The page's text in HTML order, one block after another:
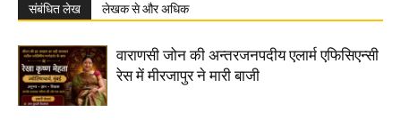
संबंधित लेख लेखक से और अधिक
वाराणसी जोन की अन्तरजनपदीय एलार्म एफिसिएन्सी
रेस में मीरजापुर ने मारी बाजी